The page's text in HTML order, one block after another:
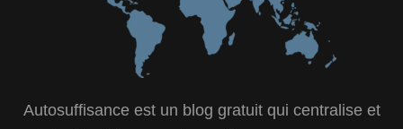
Autosuffisance est un blog gratuit qui centralise et